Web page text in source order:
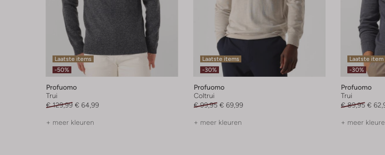
Laatste items
-50%
Profuomo
Trui
€ 129,99 € 64,99
+ meer kleuren
Laatste items
-30%
Profuomo
Coltrui
€ 99,95 € 69,99
+ meer kleuren
Laatste item
-30%
Profuomo
Trui
€ 89,95 €
+ meer